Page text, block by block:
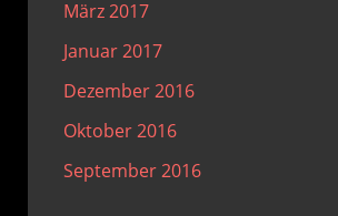
März 2017
Januar 2017
Dezember 2016
Oktober 2016
September 2016